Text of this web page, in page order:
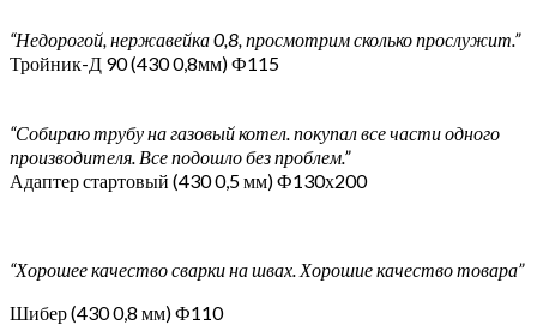
“Недорогой, нержавейка 0,8, просмотрим сколько прослужит.”
Тройник-Д 90 (430 0,8мм) Ф115
“Собираю трубу на газовый котел. покупал все части одного
производителя. Все подошло без проблем.”
Адаптер стартовый (430 0,5 мм) Ф130х200
“Хорошее качество сварки на швах. Хорошие качество товара”
Шибер (430 0,8 мм) Ф110